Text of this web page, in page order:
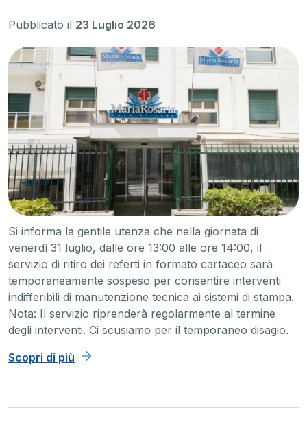
Pubblicato il 23 Luglio 2026
Si informa la gentile utenza che nella giornata di
venerdì 31 luglio, dalle ore 13:00 alle ore 14:00, il
servizio di ritiro dei referti in formato cartaceo sarà
temporaneamente sospeso per consentire interventi
indifferibili di manutenzione tecnica ai sistemi di stampa.
Nota: Il servizio riprenderà regolarmente al termine
degli interventi. Ci scusiamo per il temporaneo disagio.
Scopri di più